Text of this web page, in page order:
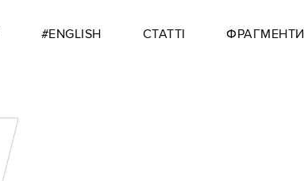
#ENGLISH СТАТТІ ФРАГМЕНТИ